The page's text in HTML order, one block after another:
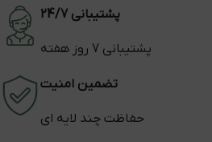
پشتیبانی 24/7
پشتیبانی 7 روز هفته
تضمین امنیت
حفاظت چند لایه ای